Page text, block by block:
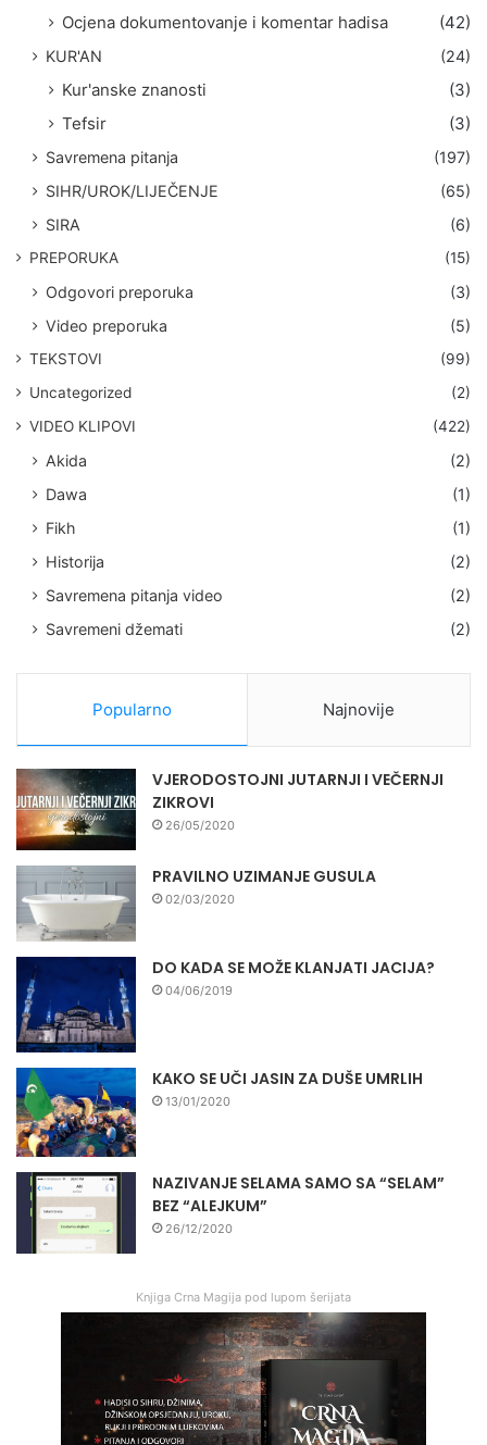
Ocjena dokumentovanje i komentar hadisa
(42)
KUR'AN (24)
Kur'anske znanosti
(3)
Tefsir
(3)
Savremena pitanja
(197)
SIHR/UROK/LIJEČENJE
(65)
SIRA
(6)
PREPORUKA (15)
Odgovori preporuka
(3)
Video preporuka
(5)
TEKSTOVI
(99)
Uncategorized
(2)
VIDEO KLIPOVI
(422)
Akida
(2)
Dawa
(1)
Fikh
(1)
Historija
(2)
Savremena pitanja video
(2)
Savremeni džemati
(2)
Popularno Najnovije
VJERODOSTOJNI JUTARNJI I VEČERNJI
ZIKROVI
26/05/2020
PRAVILNO UZIMANJE GUSULA
02/03/2020
DO KADA SE MOŽE KLANJATI JACIJA?
04/06/2019
KAKO SE UČI JASIN ZA DUŠE UMRLIH
13/01/2020
NAZIVANJE SELAMA SAMO SA “SELAM”
BEZ “ALEJKUM”
26/12/2020
Knjiga Crna Magija pod lupom šerijata